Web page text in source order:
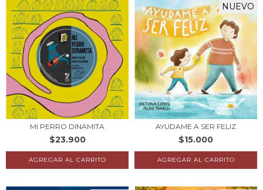
MI PERRO DINAMITA
$23.900
NUEVO
AYUDAME A SER FELIZ
$15.000